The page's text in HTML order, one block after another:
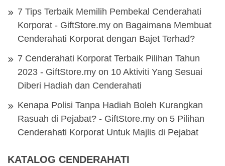
7 Tips Terbaik Memilih Pembekal Cenderahati
Korporat - GiftStore.my on Bagaimana Membuat
Cenderahati Korporat dengan Bajet Terhad?
7 Cenderahati Korporat Terbaik Pilihan Tahun
2023 - GiftStore.my on 10 Aktiviti Yang Sesuai
Diberi Hadiah dan Cenderahati
Kenapa Polisi Tanpa Hadiah Boleh Kurangkan
Rasuah di Pejabat? - GiftStore.my on 5 Pilihan
Cenderahati Korporat Untuk Majlis di Pejabat
KATALOG CENDERAHATI